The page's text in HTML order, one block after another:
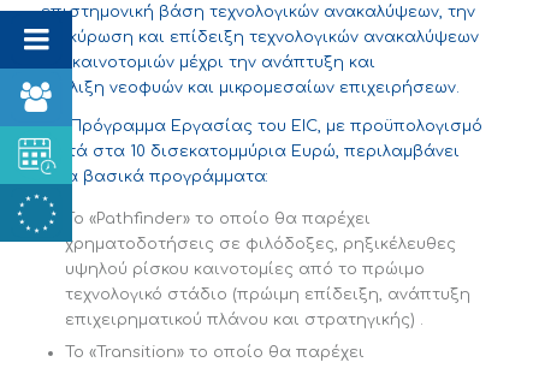
επιστημονική βάση τεχνολογικών ανακαλύψεων, την
επικύρωση και επίδειξη τεχνολογικών ανακαλύψεων
και καινοτομιών μέχρι την ανάπτυξη και
εξέλιξη νεοφυών και μικρομεσαίων επιχειρήσεων.
ΤοΠρόγραμμα Εργασίας του ΕΙC, με προϋπολογισμό
κοντά στα 10 δισεκατομμύρια Ευρώ, περιλαμβάνει
τρία βασικά προγράμματα:
Το «Pathfinder»το οποίο θα παρέχει
χρηματοδοτήσεις σε φιλόδοξες, ρηξικέλευθες
υψηλού ρίσκου καινοτομίες από το πρώιμο
τεχνολογικό στάδιο (πρώιμη επίδειξη, ανάπτυξη
επιχειρηματικού πλάνου και στρατηγικής) .
Το «Transition»το οποίο θα παρέχει